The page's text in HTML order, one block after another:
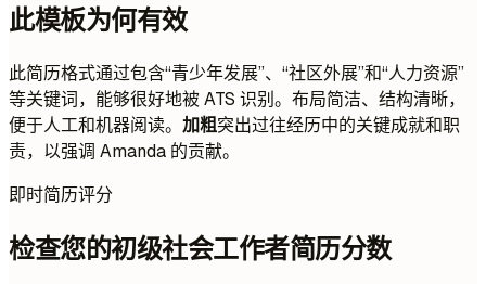
此模板为何有效
此简历格式通过包含“青少年发展”、“社区外展”和“人力资源”
等关键​​词，能够很好地被 ATS 识别。布局简洁、结构清晰，
便于人工和机器阅读。 加粗突出过往经历中的关键成就和职
责，以强调 Amanda 的贡献。
即时简历评分
检查您的初级社会工作者简历分数